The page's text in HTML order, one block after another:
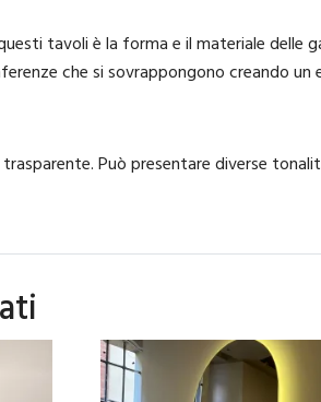
tavoli è la forma e il materiale delle
che si sovrappongono creando
Può presentare diverse